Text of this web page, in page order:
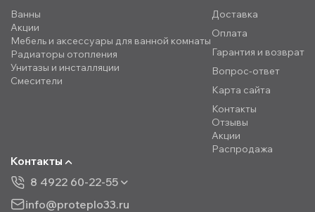
Ванны
Акции
Мебель и аксессуары для ванной комнаты
Радиаторы отопления
Унитазы и инсталляции
Смесители
Доставка
Оплата
Гарантия и возврат
Вопрос-ответ
Карта сайта
Контакты
Отзывы
Акции
Распродажа
Контакты
8 4922 60-22-55
info@proteplo33.ru